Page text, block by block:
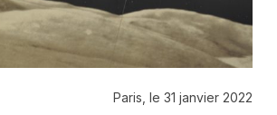
Paris, le 31 janvier 2022